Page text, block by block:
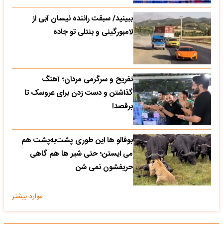
ببینید/ سبقت راننده نیسان آبی از
لامبورگینی و بنتلی تو جاده
تفریح و سرگرمی مردان؛ آهنگ
گذاشتن و دست زدن برای عروسک تا
برقصد!
بوفالو ها این‌ طوری پشت‌به‌پشت هم
می‌ ایستن؛ حتی شیر ها هم گاهی
حریفشون نمی‌ شن
موارد بیشتر